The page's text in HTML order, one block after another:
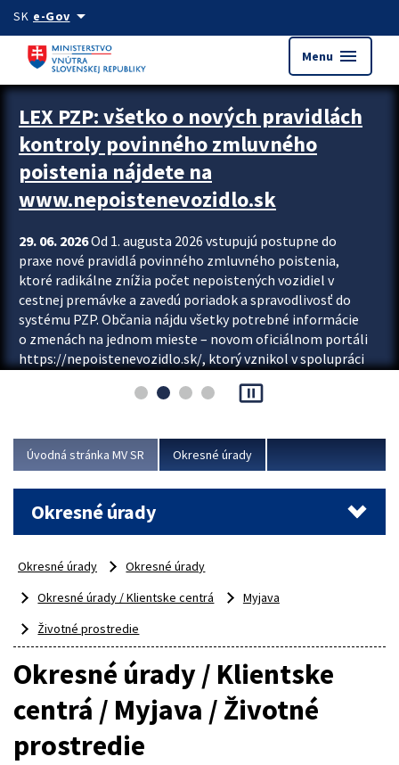
Preskocit na hlavný obsah
SK e-Govarrow_drop_down
Menu menu
Zastavit automatický posun upútavok
LEX PZP: všetko o nových pravidlách
kontroly povinného zmluvného
poistenia nájdete na
www.nepoistenevozidlo.sk
29. 06. 2026Od 1. augusta 2026 vstupujú postupne do
praxe nové pravidlá povinného zmluvného poistenia,
ktoré radikálne znížia počet nepoistených vozidiel v
cestnej premávke a zavedú poriadok a spravodlivosť do
systému PZP. Občania nájdu všetky potrebné informácie
o zmenách na jednom mieste – novom oficiálnom portáli
https://nepoistenevozidlo.sk/, ktorý vznikol v spolupráci
asociácie poisťovní (SLASPO) a Ministerstva vnútra SR.
Viac
pause_presentation
Úvodná stránka MV SR Okresné úrady
Okresné úrady
Okresné úrady
Okresné úrady
Okresné úrady / Klientske centrá
Myjava
Životné prostredie
Okresné úrady / Klientske
centrá / Myjava / Životné
prostredie